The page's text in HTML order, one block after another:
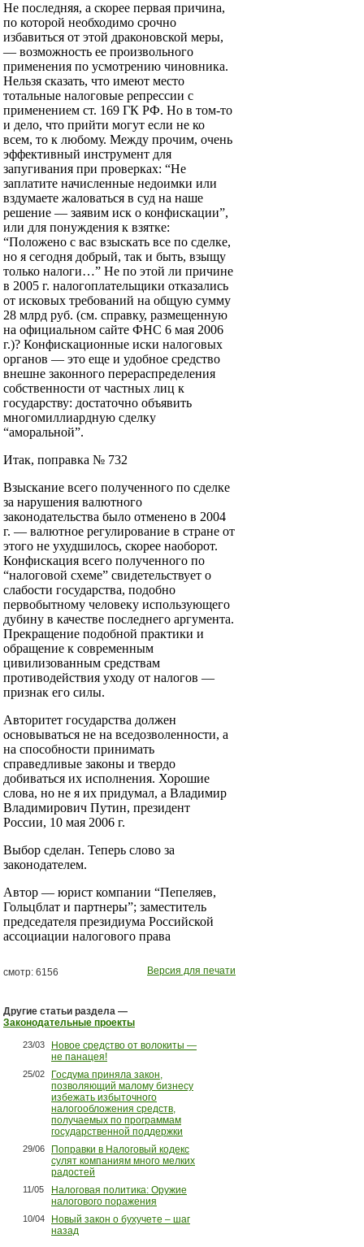
Не последняя, а скорее первая причина,
по которой необходимо срочно
избавиться от этой драконовской меры,
— возможность ее произвольного
применения по усмотрению чиновника.
Нельзя сказать, что имеют место
тотальные налоговые репрессии с
применением ст. 169 ГК РФ. Но в том-то
и дело, что прийти могут если не ко
всем, то к любому. Между прочим, очень
эффективный инструмент для
запугивания при проверках: “Не
заплатите начисленные недоимки или
вздумаете жаловаться в суд на наше
решение — заявим иск о конфискации”,
или для понуждения к взятке:
“Положено с вас взыскать все по сделке,
но я сегодня добрый, так и быть, взыщу
только налоги…” Не по этой ли причине
в 2005 г. налогоплательщики отказались
от исковых требований на общую сумму
28 млрд руб. (см. справку, размещенную
на официальном сайте ФНС 6 мая 2006
г.)? Конфискационные иски налоговых
органов — это еще и удобное средство
внешне законного перераспределения
собственности от частных лиц к
государству: достаточно объявить
многомиллиардную сделку
“аморальной”.
Итак, поправка № 732
Взыскание всего полученного по сделке
за нарушения валютного
законодательства было отменено в 2004
г. — валютное регулирование в стране от
этого не ухудшилось, скорее наоборот.
Конфискация всего полученного по
“налоговой схеме” свидетельствует о
слабости государства, подобно
первобытному человеку использующего
дубину в качестве последнего аргумента.
Прекращение подобной практики и
обращение к современным
цивилизованным средствам
противодействия уходу от налогов —
признак его силы.
Авторитет государства должен
основываться не на вседозволенности, а
на способности принимать
справедливые законы и твердо
добиваться их исполнения. Хорошие
слова, но не я их придумал, а Владимир
Владимирович Путин, президент
России, 10 мая 2006 г.
Выбор сделан. Теперь слово за
законодателем.
Автор — юрист компании “Пепеляев,
Гольцблат и партнеры”; заместитель
председателя президиума Российской
ассоциации налогового права
смотр: 6156 Версия для печати
Другие статьи раздела —
Законодательные проекты
23/03
Новое средство от волокиты —
не панацея!
25/02
Госдума приняла закон,
позволяющий малому бизнесу
избежать избыточного
налогообложения средств,
получаемых по программам
государственной поддержки
29/06
Поправки в Налоговый кодекс
сулят компаниям много мелких
радостей
11/05
Налоговая политика: Оружие
налогового поражения
10/04
Новый закон о бухучете – шаг
назад